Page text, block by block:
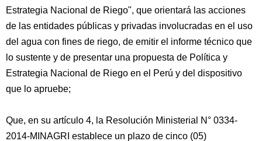
Estrategia Nacional de Riego", que orientará las acciones
de las entidades públicas y privadas involucradas en el uso
del agua con fines de riego, de emitir el informe técnico que
lo sustente y de presentar una propuesta de Política y
Estrategia Nacional de Riego en el Perú y del dispositivo
que lo apruebe;
Que, en su artículo 4, la Resolución Ministerial N° 0334-
2014-MINAGRI establece un plazo de cinco (05)